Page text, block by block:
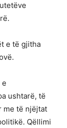
e të gjitha
e
ushtarë, të
me të njëjtat
Qëllimi